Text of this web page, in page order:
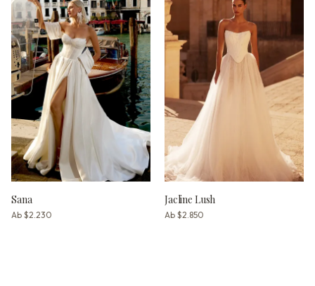
Sana
Ab $2.230
Jacline Lush
Ab $2.850